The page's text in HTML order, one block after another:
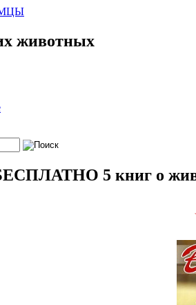
животных
5 книг о